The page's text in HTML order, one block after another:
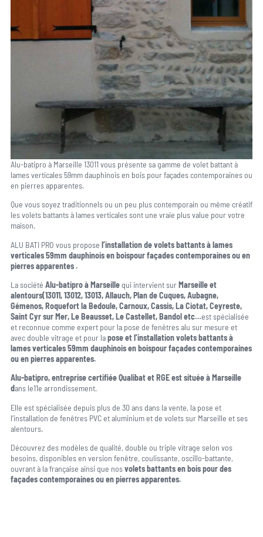
Alu-batipro à Marseille 13011 vous présente sa gamme de volet battant à
lames verticales 59mm dauphinois en bois pour façades contemporaines ou
en pierres apparentes.
Que vous soyez traditionnels ou un peu plus contemporain ou même créatif
les volets battants à lames verticales sont une vraie plus value pour votre
maison.
ALU BATI PRO vous propose l’installation de volets battants à lames
verticales 59mm dauphinois en boispour façades contemporaines ou en
pierres apparentes .
La société Alu-batipro à Marseillequi intervient surMarseille et
alentours(13011, 13012, 13013, Allauch, Plan de Cuques, Aubagne,
Gémenos, Roquefort la Bedoule, Carnoux, Cassis, La Ciotat, Ceyreste,
Saint Cyr sur Mer, Le Beausset, Le Castellet, Bandol etc…est spécialisée
et reconnue comme expert pour la pose de fenêtres alu sur mesure et
avec double vitrage et pour lapose et l’installation volets battants à
lames verticales 59mm dauphinois en boispour façades contemporaines
ou en pierres apparentes.
Alu-batipro, entreprise certifiée Qualibat et RGE est située à Marseille
dans le11e arrondissement.
Elle est spécialisée depuis plus de 30 ans dans la vente, la pose et
l’installation de fenêtres PVC et aluminium et de volets sur Marseille et ses
alentours.
Découvrez des modèles de qualité, double ou triple vitrage selon vos
besoins, disponibles en version fenêtre, coulissante, oscillo-battante,
ouvrant à la française ainsi que nosvolets battants en bois pour des
façades contemporaines ou en pierres apparentes.